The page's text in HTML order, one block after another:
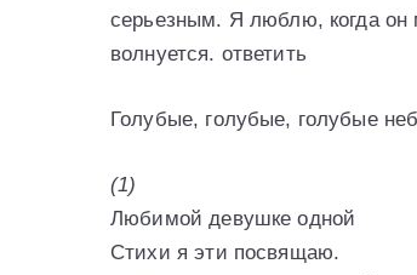
серьезным. Я люблю, когда он
волнуется. ответить
Голубые, голубые, голубые
(1)
Любимой девушке одной
Стихи я эти посвящаю.